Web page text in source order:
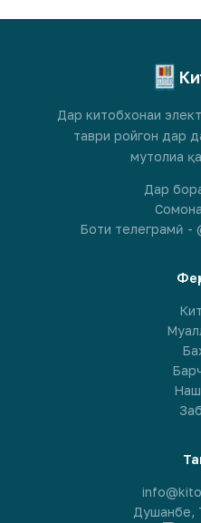
Дар китобхонаи
таври ройгон дар
мутолиа
Дар
Боти телеграмӣ -
Душанбе,